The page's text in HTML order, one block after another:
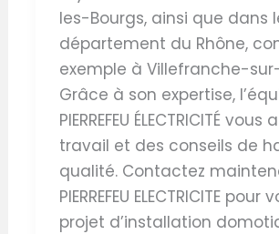
les-Bourgs, ainsi que dans
département du Rhône,
exemple à Villefranche-
Grâce à son expertise,
PIERREFEU ÉLECTRICITÉ
travail et des conseils de
qualité. Contactez
PIERREFEU ELECTRICITE pour
projet d’installation